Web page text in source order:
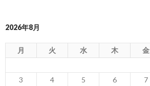
2026年8月
月 火 水 木 金
3
4 5 6 7